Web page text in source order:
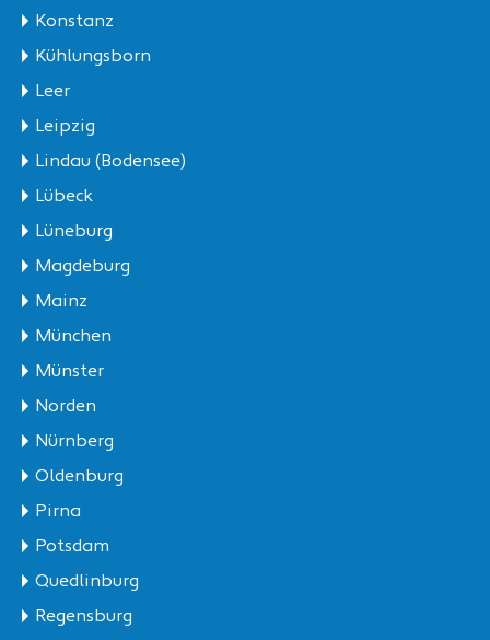
Konstanz
Kühlungsborn
Leer
Leipzig
Lindau (Bodensee)
Lübeck
Lüneburg
Magdeburg
Mainz
München
Münster
Norden
Nürnberg
Oldenburg
Pirna
Potsdam
Quedlinburg
Regensburg